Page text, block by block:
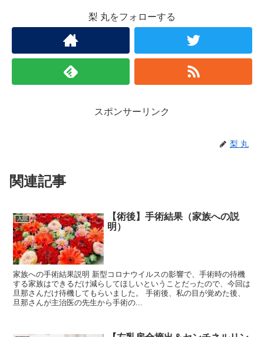
梨 丸をフォローする
スポンサーリンク
梨 丸
関連記事
入院
【術後】手術結果（家族への説
明）
家族への手術結果説明 新型コロナウイルスの影響で、手術時の待機
する家族はできるだけ減らしてほしいということだったので、今回は
旦那さんだけ待機してもらいました。 手術後、私の目が覚めた後、
旦那さんが主治医の先生から手術の...